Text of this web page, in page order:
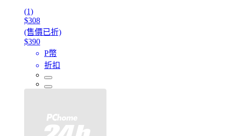
(1)
$308
(售價已折)
$390
P幣
折扣